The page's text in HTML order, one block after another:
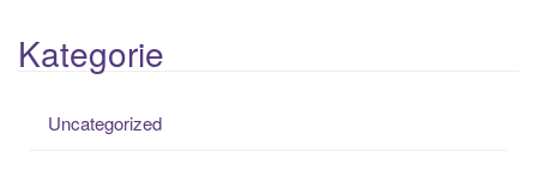
Kategorie
Uncategorized